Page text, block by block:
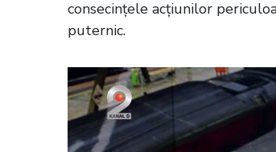
consecințele acțiunilor
puternic.